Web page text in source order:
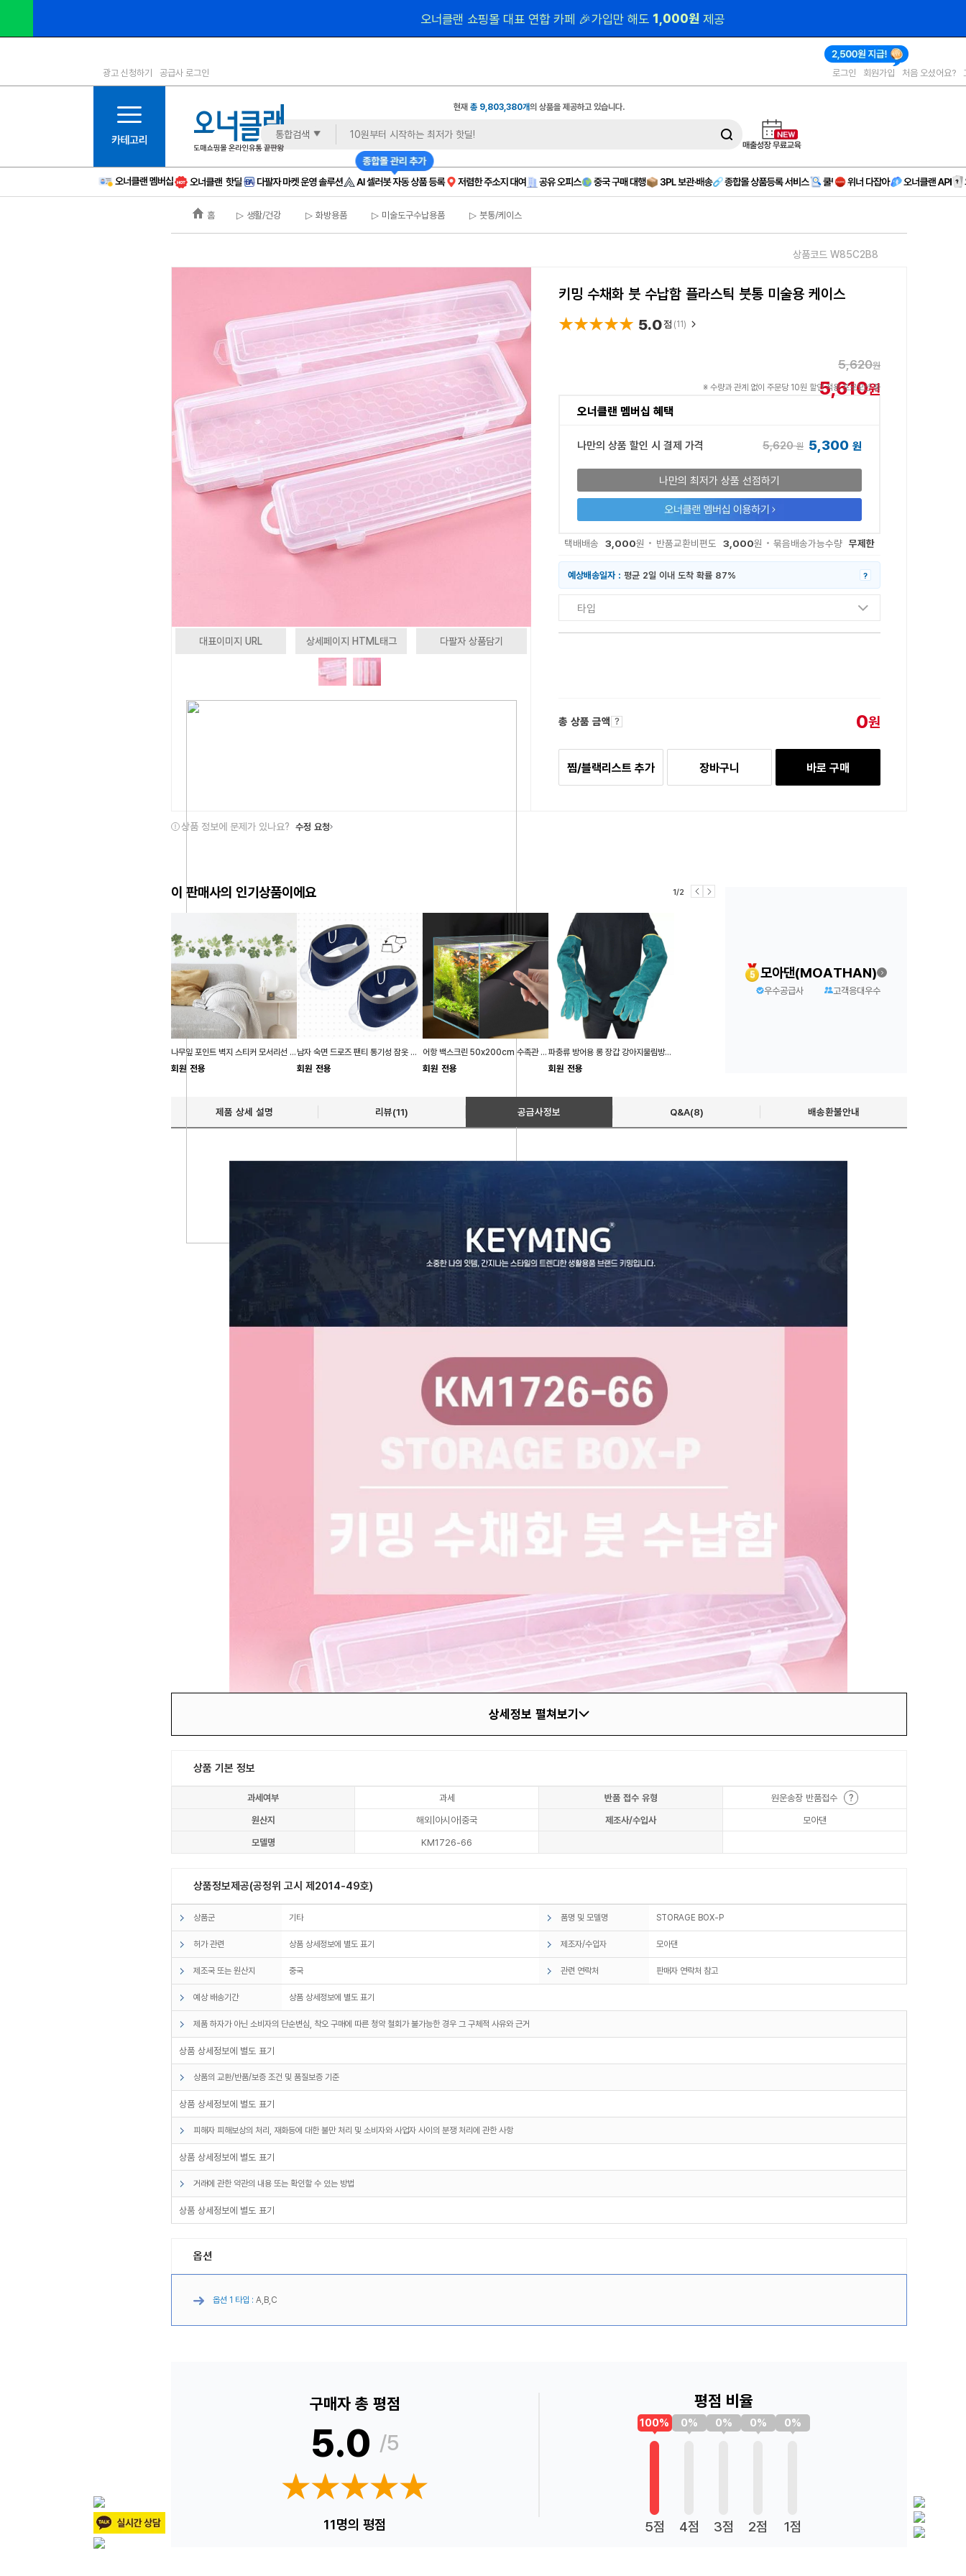
1등급
6등급
11등급
12등급
15등급
16등급
오너클랜 쇼핑몰 대표 연합 카페 🎉가입만 해도 1,000원 제공
광고 신청하기 공급사 로그인 로그인 회원가입 처음 오셨어요?
현재총 9,803,380개의 상품을 제공하고 있습니다.
통합검색
홈 ▷ 생활/건강 ▷ 화방용품 ▷ 미술도구수납용품 ▷ 붓통/케이스
상품코드 W85C2B8
대표이미지 URL 상세페이지 HTML태그 다팔자 상품담기
키밍 수채화 붓 수납함 플라스틱 붓통 미술용 케이스
★★★★★
★★★★★ 5.0점 (11)
5,620원
5,610원
※ 수량과 관계 없이 주문당 10원 할인 적용 프로모션 중
오너클랜 멤버십 혜택
나만의 상품 할인 시 결제 가격 5,620원 5,300 원
나만의 최저가 상품 선점하기
택배배송 3,000원 반품교환비편도 3,000원 묶음배송가능수량 무제한
예상배송일자 : 평균 2일 이내 도착 확률 87% ?
타입
총 상품 금액 0원
찜/블랙리스트 추가 장바구니 바로 구매
상품 정보에 문제가 있나요? 수정 요청
이 판매사의 인기상품이에요 1/2
나무잎 포인트 벽지 스티커 모서리선 거실 침실 현관
회원 전용
남자 숙면 드로즈 팬티 통기성 잠옷 시원한 치마팬티
회원 전용
어항 백스크린 50x200cm 수족관 열대어 암막시트지
회원 전용
파충류 방어용 롱 장갑 강아지물림방지 안전 훈련용품
회원 전용
모아댄(MOATHAN)
우수공급사 고객응대우수
제품 상세 설명 리뷰(11) 공급사정보 Q&A(8) 배송환불안내
상세정보 펼쳐보기
상품 기본 정보
과세여부 과세 반품 접수 유형
원운송장 반품접수
원산지
해외|아시아|중국 제조사/수입사
모아댄
모델명
KM1726-66
상품정보제공(공정위 고시 제2014-49호)
상품군 기타 품명 및 모델명 STORAGE BOX-P
허가 관련 상품 상세정보에 별도 표기 제조자/수입자 모아댄
제조국 또는 원산지 중국 관련 연락처 판매자 연락처 참고
예상 배송기간 상품 상세정보에 별도 표기
제품 하자가 아닌 소비자의 단순변심, 착오 구매에 따른 청약 철회가 불가능한 경우 그 구체적 사유와 근거
상품 상세정보에 별도 표기
상품의 교환/반품/보증 조건 및 품질보증 기준
상품 상세정보에 별도 표기
피해자 피해보상의 처리, 재화등에 대한 불만 처리 및 소비자와 사업자 사이의 분쟁 처리에 관한 사항
상품 상세정보에 별도 표기
거래에 관한 약관의 내용 또는 확인할 수 있는 방법
상품 상세정보에 별도 표기
옵션
옵션 1 타입 : A,B,C
구매자 총 평점
5.0 /5
★★★★★
★★★★★
11명의 평점
평점 비율
100%
5점
0%
4점
0%
3점
0%
2점
0%
1점